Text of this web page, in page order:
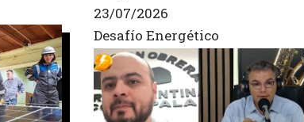
Desafío Energético
23/07/2026